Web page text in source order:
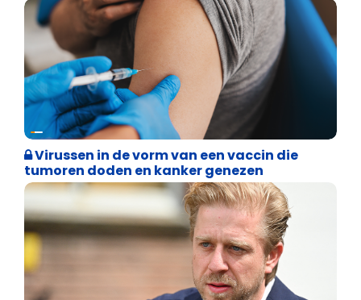
Weekblad 't Pallieterke
Virussen in de vorm van een vaccin die
tumoren doden en kanker genezen